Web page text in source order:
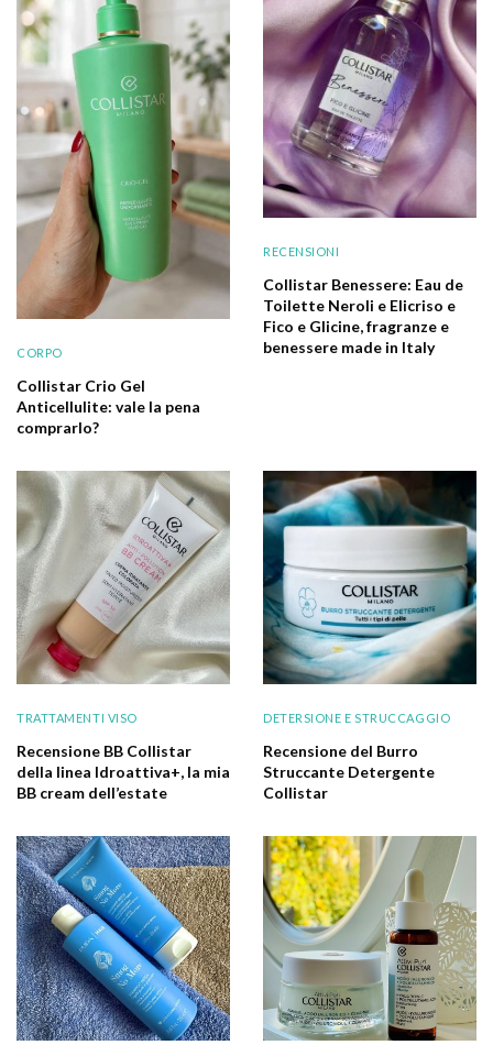
CORPO
Collistar Crio Gel
Anticellulite: vale la pena
comprarlo?
RECENSIONI
Collistar Benessere: Eau de
Toilette Neroli e Elicriso e
Fico e Glicine, fragranze e
benessere made in Italy
TRATTAMENTI VISO
Recensione BB Collistar
della linea Idroattiva+, la mia
BB cream dell’estate
DETERSIONE E STRUCCAGGIO
Recensione del Burro
Struccante Detergente
Collistar